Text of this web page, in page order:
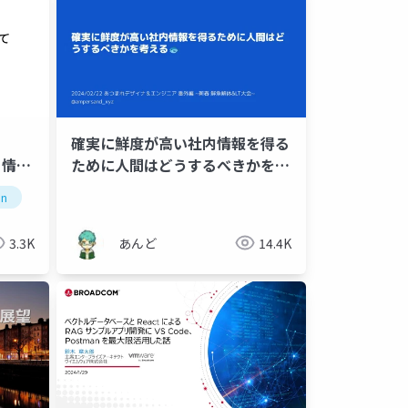
報
3.3K
確実に鮮度が高い社内情報を得る
ために人間はどうするべきかを考
あんど 14.4K